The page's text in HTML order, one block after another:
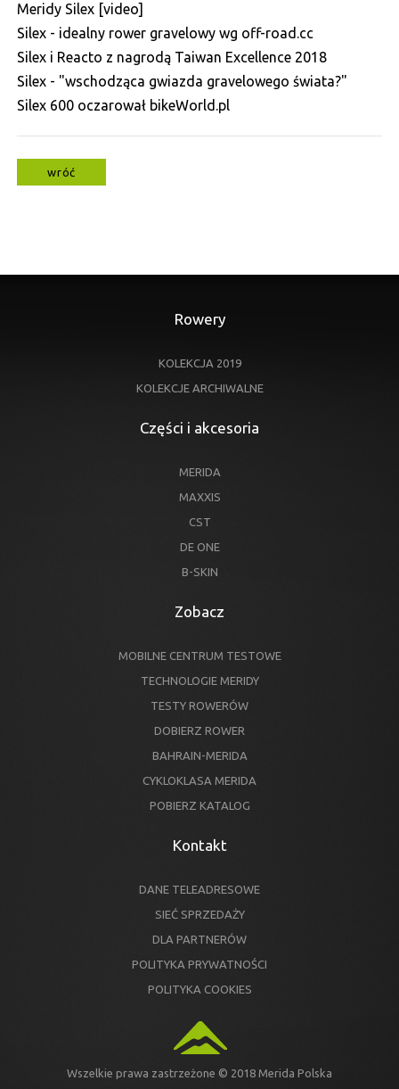
Meridy Silex [video]
Silex - idealny rower gravelowy wg off-road.cc
Silex i Reacto z nagrodą Taiwan Excellence 2018
Silex - "wschodząca gwiazda gravelowego świata?"
Silex 600 oczarował bikeWorld.pl
wróć
Rowery
KOLEKCJA 2019
KOLEKCJE ARCHIWALNE
Części i akcesoria
MERIDA
MAXXIS
CST
DE ONE
B-SKIN
Zobacz
MOBILNE CENTRUM TESTOWE
TECHNOLOGIE MERIDY
TESTY ROWERÓW
DOBIERZ ROWER
BAHRAIN-MERIDA
CYKLOKLASA MERIDA
POBIERZ KATALOG
Kontakt
DANE TELEADRESOWE
SIEĆ SPRZEDAŻY
DLA PARTNERÓW
POLITYKA PRYWATNOŚCI
POLITYKA COOKIES
Wszelkie prawa zastrzeżone © 2018 Merida Polska